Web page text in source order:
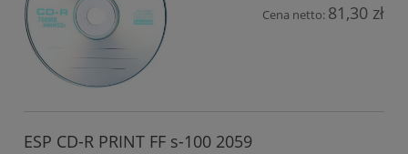
Cena netto: 81,30 zł
ESP CD-R PRINT FF s-100 2059